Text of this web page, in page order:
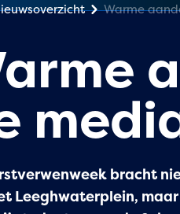
Warme
bracht
Leeghwaterplein,